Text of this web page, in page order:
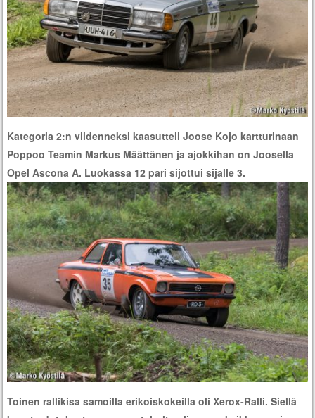
Kategoria 2:n viidenneksi kaasutteli Joose Kojo kartturinaan
Poppoo Teamin Markus Määttänen ja ajokkihan on Joosella
Opel Ascona A. Luokassa 12 pari sijottui sijalle 3.
Toinen rallikisa samoilla erikoiskokeilla oli Xerox-Ralli. Siellä